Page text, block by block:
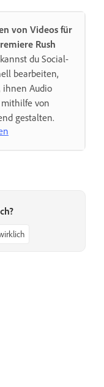
von Videos für
Rush
du Social-
bearbeiten,
ihnen Audio
von
gestalten.